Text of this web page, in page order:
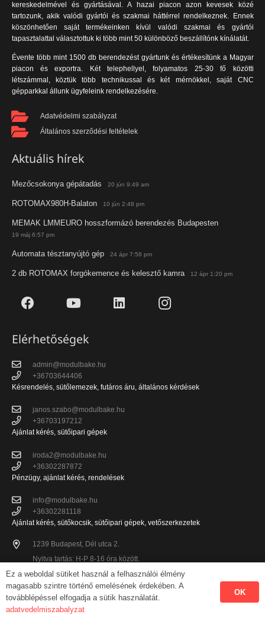
kereskedelmével és gyártásával. A hazai piacon azon kevesek közé
tartozunk, akik valódi gyártói és szakmai háttérrel rendelkeznek. Ennek
köszönhetően saját termékeinken kívül valódi szakmai és gyártói
tapasztalattal választottuk ki több mint 50 különböző beszállítónk kínálatát.
Évente több mint 1500 db berendezést gyártunk és értékesítünk a Magyar
piacon és exportra. Két telephellyel, folyamatos 25-30 fő közötti
létszámmal, köztük több technikussal és két mérnökkel, saját CNC
gépparkkal állunk ügyfeleink rendelkezésére.
Adatvédelmi szabályzat
Általános szerződési feltételek
Aktuális hírek
Mezőcsokonya gépátadás 20 jún 9:49 am
ROTOMAX980H-Balaton 10 jún 2:48 pm
MEMAK LMMEURO hosszformázó berendezés Budapesten
19 máj 6:57 pm
Automata tésztanyújtó gép 24 ápr 7:56 pm
2 db ROTOMAX forgókemence és kelesztő kamra 12 ápr 1:20 pm
Elérhetőségek
admin@modulbake.hu
+36703644406
Késrendelés, sütőlemezek, futáros áru, általános kérdések
janos.szabo@modulbake.hu
+36703197212
Ajánlat kérés, sütőipari gépek
iroda2@modulbake.hu
+36302287872
Pénzügy, ajánlat kérés, rendelések
info@modulbake.hu
+36302281118
Ajánlat kérés, sütőkocsik, sütőipari gépek, vetőszerkezetek
1239 Budapest, Dél utca 2.
Nyitva tartás: H-P 8-16 óra között.
Modul-Bake Kft. Minden jog fenntartva! Az oldalon megjelenő szövegek és
képek a Modul-Bake Kft. tulajdonát képzik.
Ez a weboldal sütiket használ a felhasználói élmény
magasabb szintre történő emelésének érdekében. A
továbblépéssel elfogadja a sütik használatát.
adatvedelmiszabalyzat
OK